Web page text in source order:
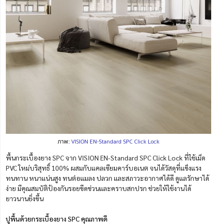
ภาพ:VISION EN-Standard SPC Click Lock
พื้นกระเบื้องยาง SPC จาก VISION EN-Standard SPC Click Lock ที่ใช้เม็ด
PVC ใหม่บริสุทธิ์ 100% ผสมกับแคลเซียมคาร์บอเนต จนได้วัสดุที่แข็งแรง
ทนทาน หนาแน่นสูง ทนต่อแมลง ปลวก และสภาวะอากาศได้ดี ดูแลรักษาได้
ง่าย มีคุณสมบัติป้องกันรอยขีดข่วนและคราบสกปรก ช่วยให้ใช้งานได้
ยาวนานยิ่งขึ้น
ปูพื้นด้วยกระเบื้องยาง SPC คุณภาพดี